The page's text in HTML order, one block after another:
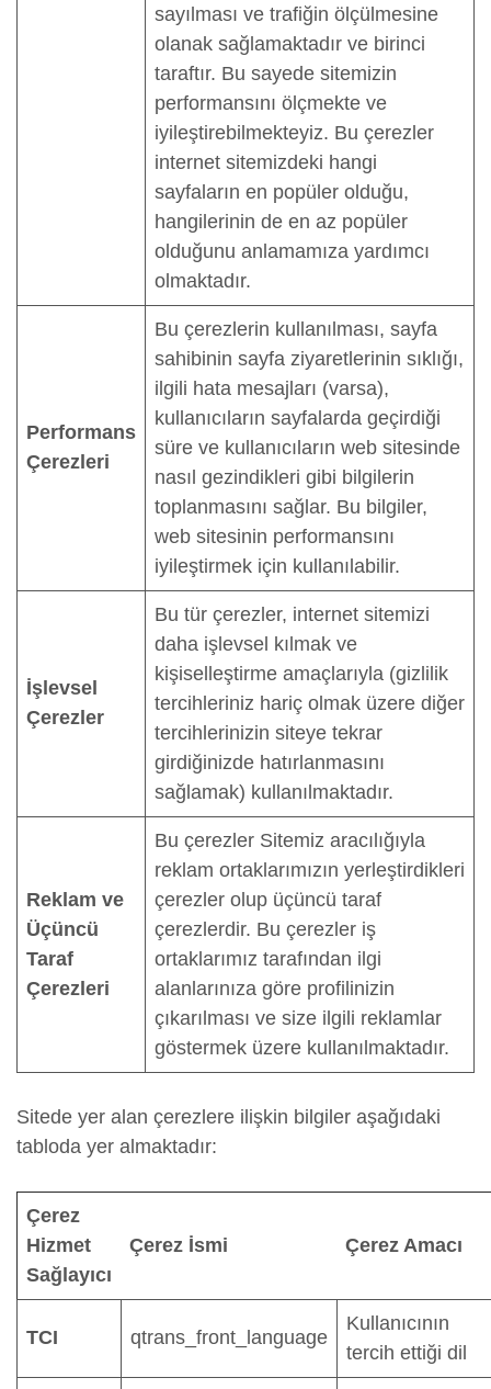
sayılması ve trafiğin ölçülmesine
olanak sağlamaktadır ve birinci
taraftır. Bu sayede sitemizin
performansını ölçmekte ve
iyileştirebilmekteyiz. Bu çerezler
internet sitemizdeki hangi
sayfaların en popüler olduğu,
hangilerinin de en az popüler
olduğunu anlamamıza yardımcı
olmaktadır.
Performans
Çerezleri
Bu çerezlerin kullanılması, sayfa
sahibinin sayfa ziyaretlerinin sıklığı,
ilgili hata mesajları (varsa),
kullanıcıların sayfalarda geçirdiği
süre ve kullanıcıların web sitesinde
nasıl gezindikleri gibi bilgilerin
toplanmasını sağlar. Bu bilgiler,
web sitesinin performansını
iyileştirmek için kullanılabilir.
İşlevsel
Çerezler
Bu tür çerezler, internet sitemizi
daha işlevsel kılmak ve
kişiselleştirme amaçlarıyla (gizlilik
tercihleriniz hariç olmak üzere diğer
tercihlerinizin siteye tekrar
girdiğinizde hatırlanmasını
sağlamak) kullanılmaktadır.
Reklam ve
Üçüncü
Taraf
Çerezleri
Bu çerezler Sitemiz aracılığıyla
reklam ortaklarımızın yerleştirdikleri
çerezler olup üçüncü taraf
çerezlerdir. Bu çerezler iş
ortaklarımız tarafından ilgi
alanlarınıza göre profilinizin
çıkarılması ve size ilgili reklamlar
göstermek üzere kullanılmaktadır.
Sitede yer alan çerezlere ilişkin bilgiler aşağıdaki
tabloda yer almaktadır:
Çerez
Hizmet
Sağlayıcı
Çerez İsmi Çerez Amacı
TCI qtrans_front_language
Kullanıcının
tercih ettiği dil